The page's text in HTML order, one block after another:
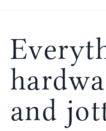
and